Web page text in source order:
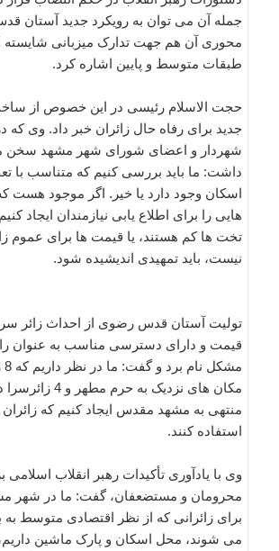
جمله آن می توان به رویکرد جدید آستان
محوری آن هم جهت تدارک میزبانی شایسته
طبقات متوسط و پایین اشاره کرد.
حجت الاسلام رئیسی در این خصوص از
جدید برای رفاه حال زائران خبر داد. وی که
شهردار و اعضای شورای شهر مشهد سخن
داشت: ما باید بررسی کنیم که متناسب با
اسکان وجود دارد یا خیر. اگر موجود هست که
هایی را برای اطلاع یابی نیازمندان ایجاد
تخت ها کم هستند، یا قیمت ها برای عموم
نیست، باید تمهیدی اندیشیده شود.
تولیت آستان قدس رضوی از احداث زائر
قیمت و دارای دسترسی مناسب به عنوان
مکان های نزدیک به
منتهی به مشهد مقدس ایجاد کنیم که زائران
استفاده کنند.
وی با یادآوری تأکیدات رهبر انقلاب اسلامی
محرومان و مستضعفان، گفت: ما در شهر
برای زائرانی که از نظر اقتصادی متوسط
می شوند، محل اسکان و پارک ماشین داریم،